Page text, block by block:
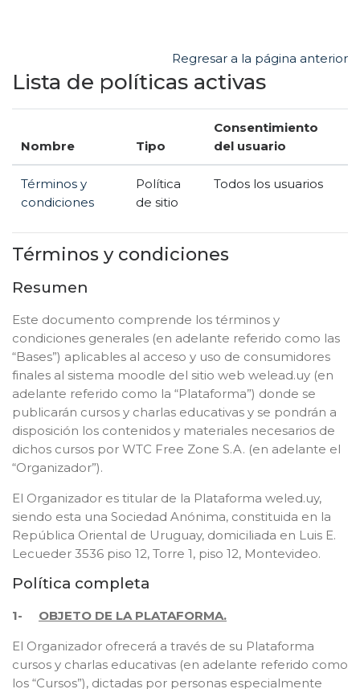
Regresar a la página anterior
Lista de políticas activas
Nombre Tipo
Consentimiento
del usuario
Términos y
condiciones
Política
de sitio
Todos los usuarios
Términos y condiciones
Resumen
Este documento comprende los términos y
condiciones generales (en adelante referido como las
“Bases”) aplicables al acceso y uso de consumidores
finales al sistema moodle del sitio web welead.uy (en
adelante referido como la “Plataforma”) donde se
publicarán cursos y charlas educativas y se pondrán a
disposición los contenidos y materiales necesarios de
dichos cursos por WTC Free Zone S.A. (en adelante el
“Organizador”).
El Organizador es titular de la Plataforma weled.uy,
siendo esta una Sociedad Anónima, constituida en la
República Oriental de Uruguay, domiciliada en Luis E.
Lecueder 3536 piso 12, Torre 1, piso 12, Montevideo.
Política completa
1- OBJETO DE LA PLATAFORMA.
El Organizador ofrecerá a través de su Plataforma
cursos y charlas educativas (en adelante referido como
los “Cursos”), dictadas por personas especialmente